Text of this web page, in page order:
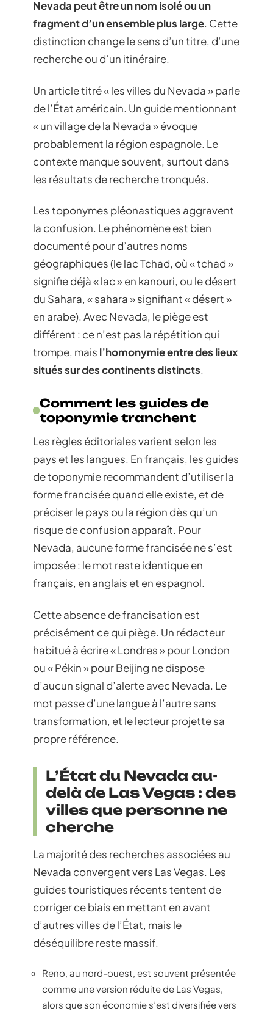
Nevada peut être un nom isolé ou un
fragment d’un ensemble plus large. Cette
distinction change le sens d’un titre, d’une
recherche ou d’un itinéraire.
Un article titré « les villes du Nevada » parle
de l’État américain. Un guide mentionnant
« un village de la Nevada » évoque
probablement la région espagnole. Le
contexte manque souvent, surtout dans
les résultats de recherche tronqués.
Les toponymes pléonastiques aggravent
la confusion. Le phénomène est bien
documenté pour d’autres noms
géographiques (le lac Tchad, où « tchad »
signifie déjà « lac » en kanouri, ou le désert
du Sahara, « sahara » signifiant « désert »
en arabe). Avec Nevada, le piège est
différent : ce n’est pas la répétition qui
trompe, mais l’homonymie entre des lieux
situés sur des continents distincts.
Comment les guides de
toponymie tranchent
Les règles éditoriales varient selon les
pays et les langues. En français, les guides
de toponymie recommandent d’utiliser la
forme francisée quand elle existe, et de
préciser le pays ou la région dès qu’un
risque de confusion apparaît. Pour
Nevada, aucune forme francisée ne s’est
imposée : le mot reste identique en
français, en anglais et en espagnol.
Cette absence de francisation est
précisément ce qui piège. Un rédacteur
habitué à écrire « Londres » pour London
ou « Pékin » pour Beijing ne dispose
d’aucun signal d’alerte avec Nevada. Le
mot passe d’une langue à l’autre sans
transformation, et le lecteur projette sa
propre référence.
L’État du Nevada au-
delà de Las Vegas : des
villes que personne ne
cherche
La majorité des recherches associées au
Nevada convergent vers Las Vegas. Les
guides touristiques récents tentent de
corriger ce biais en mettant en avant
d’autres villes de l’État, mais le
déséquilibre reste massif.
Reno, au nord-ouest, est souvent présentée
comme une version réduite de Las Vegas,
alors que son économie s’est diversifiée vers